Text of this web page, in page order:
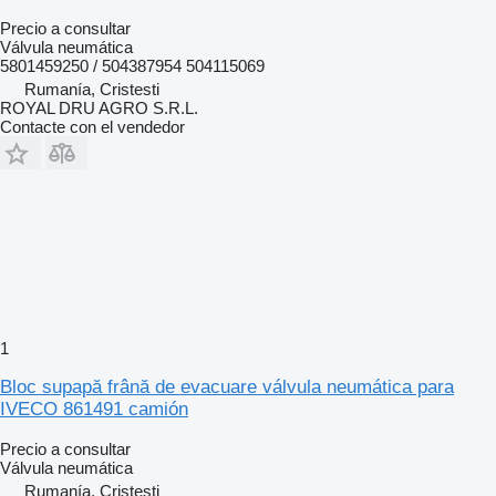
Precio a consultar
Válvula neumática
5801459250 / 504387954 504115069
Rumanía, Cristesti
ROYAL DRU AGRO S.R.L.
Contacte con el vendedor
1
Bloc supapă frână de evacuare válvula neumática para
IVECO 861491 camión
Precio a consultar
Válvula neumática
Rumanía, Cristesti